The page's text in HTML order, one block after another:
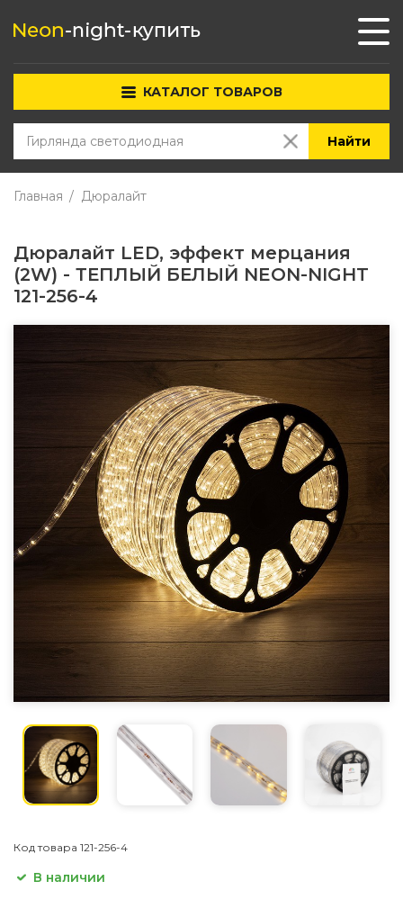
КАТАЛОГ ТОВАРОВ
Найти
Главная Дюралайт
Дюралайт LED, эффект мерцания
(2W) - ТЕПЛЫЙ БЕЛЫЙ NEON-NIGHT
121-256-4
Код товара 121-256-4
В наличии